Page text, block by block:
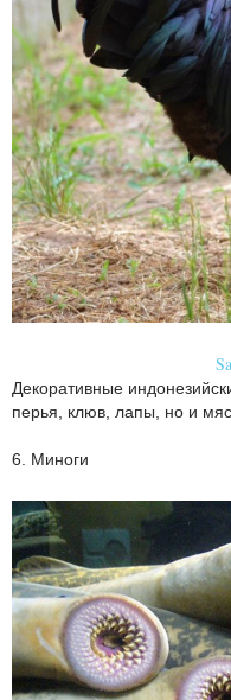
Декоративные
перья, клюв, лапы, но и
6. Миноги